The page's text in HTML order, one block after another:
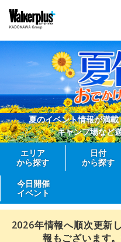
夏のイベント情報が満
キャンプ場など
エリア
から探す
日付
から探す
今日開催
イベント
2026年情報へ順次更新
報もございます